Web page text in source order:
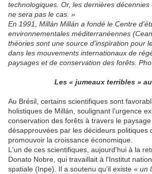
technologiques. Or, les dernières
ne sera pas le cas. »
En 1991, Millán Millán a fondé le Centre
environnementales méditerranéennes
théories sont une source d’inspiration pour
dans les mouvements internationaux de
paysages et de conservation des forêts.
Les « jumeaux terribles »
Au Brésil, certains scientifiques sont
holistiques de Millán, soulignant l’urgence
conservation des forêts à travers le
désapprouvées par les décideurs politiques
promouvoir la croissance économique.
L'un de ces scientifiques, aujourd'hui à la
Donato Nobre, qui travaillait à l'Institut
spatiale (Inpe). Il a soutenu qu’il existe « un